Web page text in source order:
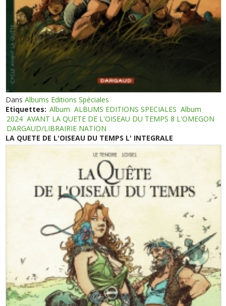
DansAlbums Editions Spéciales
Etiquettes: Album ALBUMS EDITIONS SPECIALES Album
2024 AVANT LA QUETE DE L'OISEAU DU TEMPS 8 L'OMEGON
DARGAUD/LIBRAIRIE NATION
LA QUETE DE L'OISEAU DU TEMPS L' INTEGRALE